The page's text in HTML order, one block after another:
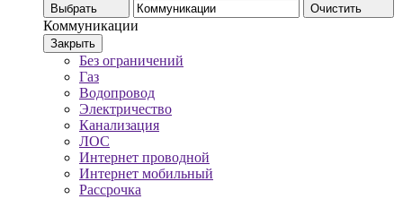
Выбрать Очистить
Коммуникации
Закрыть
Без ограничений
Газ
Водопровод
Электричество
Канализация
ЛОС
Интернет проводной
Интернет мобильный
Рассрочка